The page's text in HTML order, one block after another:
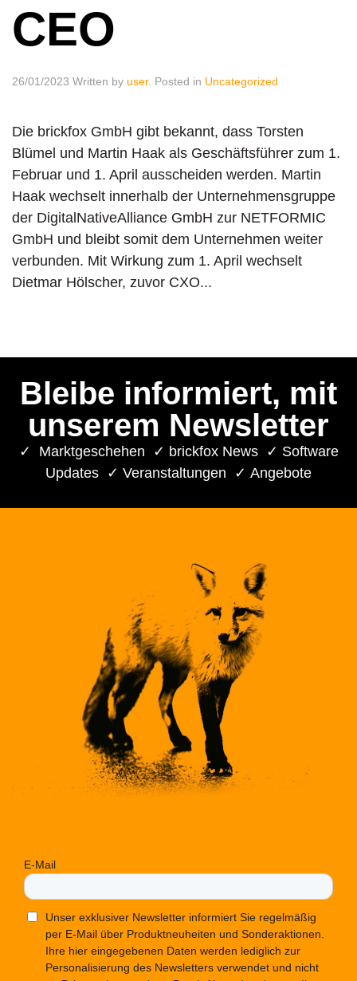
CEO
26/01/2023 Written by user. Posted in Uncategorized
Die brickfox GmbH gibt bekannt, dass Torsten
Blümel und Martin Haak als Geschäftsführer zum 1.
Februar und 1. April ausscheiden werden. Martin
Haak wechselt innerhalb der Unternehmensgruppe
der DigitalNativeAlliance GmbH zur NETFORMIC
GmbH und bleibt somit dem Unternehmen weiter
verbunden. Mit Wirkung zum 1. April wechselt
Dietmar Hölscher, zuvor CXO...
Bleibe informiert, mit
unserem Newsletter
✓ Marktgeschehen ✓ brickfox News ✓ Software
Updates ✓ Veranstaltungen ✓ Angebote
E-Mail
Unser exklusiver Newsletter informiert Sie regelmäßig
per E-Mail über Produktneuheiten und Sonderaktionen.
Ihre hier eingegebenen Daten werden lediglich zur
Personalisierung des Newsletters verwendet und nicht